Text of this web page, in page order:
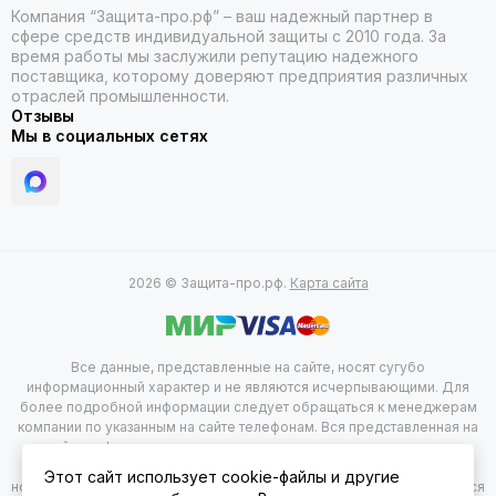
Купить перчатки можно в нашем интернет-магазине
Защита-про.рф. Свяжитесь с нашим менеджером любым
удобным для вас способом. Наш специалист
проконсультирует вас, выставит счет, и после поступления
оплаты на наш расчетный счет мы передадим ваш заказ на
Петербург, Новосибирск, Екатеринбург, Казань, Нижний
Новгород, Челябинск, Самару, Омск, Ростов-на-Дону,
Уфу, Красноярск, Воронеж, Пермь, Волгоград и в другие
города России.
Почему с нами выгодно сотрудничать
Широкий ассортимент:
представлено более 500 наименований перчаток от
Компания “Защита-про.рф” – ваш надежный партнер в
сфере средств индивидуальной защиты с 2010 года. За
время работы мы заслужили репутацию надежного
поставщика, которому доверяют предприятия различных
отраслей промышленности.
Отзывы
Мы в социальных сетях
2026 © Защита-про.рф. Карта сайта
Все данные, представленные на сайте, носят сугубо
информационный характер и не являются исчерпывающими. Для
более подробной информации следует обращаться к менеджерам
компании по указанным на сайте телефонам. Вся представленная на
сайте информация, касающаяся комплектации, технических
характеристик, цветовых сочетаний, а так же стоимости продукции
носит информационный характер и не при каких условиях не является
Этот сайт использует cookie-файлы и другие